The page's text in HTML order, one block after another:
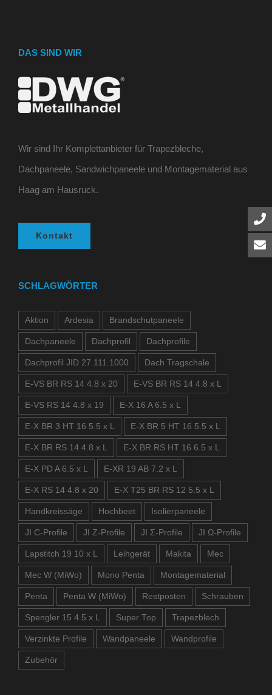
DAS SIND WIR
Wir sind Ihr Komplettanbieter für Trapezbleche,
Dachpaneele, Sandwichpaneele und Montagematerial aus
Haag am Hausruck.
Kontakt
SCHLAGWÖRTER
Aktion Ardesia Brandschutpaneele
Dachpaneele Dachprofil Dachprofile
Dachprofil JID 27.111.1000 Dach Tragschale
E-VS BR RS 14 4.8 x 20 E-VS BR RS 14 4.8 x L
E-VS RS 14 4.8 x 19 E-X 16 A 6.5 x L
E-X BR 3 HT 16 5.5 x L E-X BR 5 HT 16 5.5 x L
E-X BR RS 14 4.8 x L E-X BR RS HT 16 6.5 x L
E-X PD A 6.5 x L E-XR 19 AB 7.2 x L
E-X RS 14 4.8 x 20 E-X T25 BR RS 12 5.5 x L
Handkreissäge Hochbeet Isolierpaneele
JI C-Profile JI Z-Profile JI Σ-Profile JI Ω-Profile
Lapstitch 19 10 x L Leihgerät Makita Mec
Mec W (MiWo) Mono Penta Montagematerial
Penta Penta W (MiWo) Restposten Schrauben
Spengler 15 4.5 x L Super Top Trapezblech
Verzinkte Profile Wandpaneele Wandprofile
Zubehör